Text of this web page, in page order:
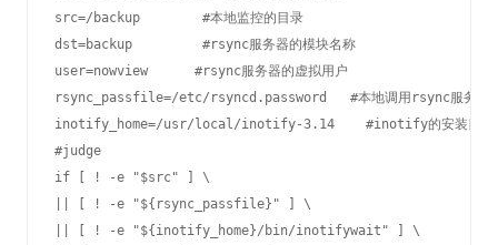
src=/backup        #本地监控的目录
dst=backup         #rsync服务器的模块名称
user=nowview      #rsync服务器的虚拟用户
rsync_passfile=/etc/rsyncd.password   #本地调用rsync服务的
inotify_home=/usr/local/inotify-3.14    #inotify的安装目录
#judge
if [ ! -e "$src" ] \
|| [ ! -e "${rsync_passfile}" ] \
|| [ ! -e "${inotify_home}/bin/inotifywait" ] \